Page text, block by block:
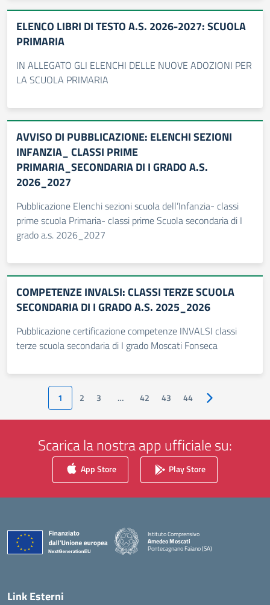
ELENCO LIBRI DI TESTO A.S. 2026-2027: SCUOLA
PRIMARIA
IN ALLEGATO GLI ELENCHI DELLE NUOVE ADOZIONI PER
LA SCUOLA PRIMARIA
AVVISO DI PUBBLICAZIONE: ELENCHI SEZIONI
INFANZIA_ CLASSI PRIME
PRIMARIA_SECONDARIA DI I GRADO A.S.
2026_2027
Pubblicazione Elenchi sezioni scuola dell’Infanzia- classi
prime scuola Primaria- classi prime Scuola secondaria di I
grado a.s. 2026_2027
COMPETENZE INVALSI: CLASSI TERZE SCUOLA
SECONDARIA DI I GRADO A.S. 2025_2026
Pubblicazione certificazione competenze INVALSI classi
terze scuola secondaria di I grado Moscati Fonseca
1 2 3 … 42 43 44 Pagina
Scarica la nostra app ufficiale su:
App Store Play Store
Istituto Comprensivo
Amedeo Moscati
Pontecagnano Faiano (SA)
— Visita la pagina iniziale della scuola
Link Esterni